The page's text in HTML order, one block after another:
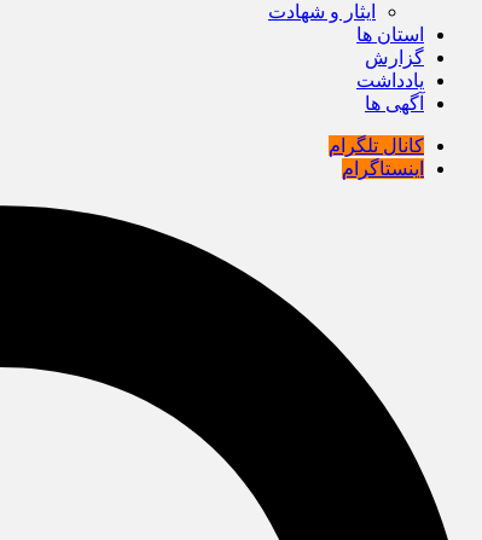
ایثار و شهادت
استان ها
گزارش
یادداشت
آگهی ها
کانال تلگرام
اینستاگرام